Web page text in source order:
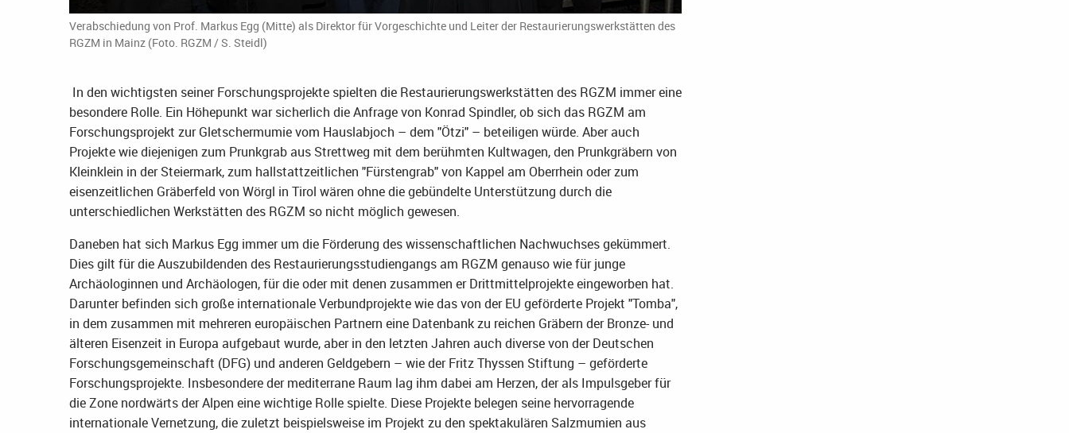
Verabschiedung von Prof. Markus Egg (Mitte) als Direktor für Vorgeschichte und Leiter der Restaurierungswerkstätten des
RGZM in Mainz (Foto. RGZM / S. Steidl)
In den wichtigsten seiner Forschungsprojekte spielten die Restaurierungswerkstätten des RGZM immer eine
besondere Rolle. Ein Höhepunkt war sicherlich die Anfrage von Konrad Spindler, ob sich das RGZM am
Forschungsprojekt zur Gletschermumie vom Hauslabjoch – dem "Ötzi" – beteiligen würde. Aber auch
Projekte wie diejenigen zum Prunkgrab aus Strettweg mit dem berühmten Kultwagen, den Prunkgräbern von
Kleinklein in der Steiermark, zum hallstattzeitlichen "Fürstengrab" von Kappel am Oberrhein oder zum
eisenzeitlichen Gräberfeld von Wörgl in Tirol wären ohne die gebündelte Unterstützung durch die
unterschiedlichen Werkstätten des RGZM so nicht möglich gewesen.
Daneben hat sich Markus Egg immer um die Förderung des wissenschaftlichen Nachwuchses gekümmert.
Dies gilt für die Auszubildenden des Restaurierungsstudiengangs am RGZM genauso wie für junge
Archäologinnen und Archäologen, für die oder mit denen zusammen er Drittmittelprojekte eingeworben hat.
Darunter befinden sich große internationale Verbundprojekte wie das von der EU geförderte Projekt "Tomba",
in dem zusammen mit mehreren europäischen Partnern eine Datenbank zu reichen Gräbern der Bronze- und
älteren Eisenzeit in Europa aufgebaut wurde, aber in den letzten Jahren auch diverse von der Deutschen
Forschungsgemeinschaft (DFG) und anderen Geldgebern – wie der Fritz Thyssen Stiftung – geförderte
Forschungsprojekte. Insbesondere der mediterrane Raum lag ihm dabei am Herzen, der als Impulsgeber für
die Zone nordwärts der Alpen eine wichtige Rolle spielte. Diese Projekte belegen seine hervorragende
internationale Vernetzung, die zuletzt beispielsweise im Projekt zu den spektakulären Salzmumien aus